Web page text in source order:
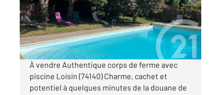
Maison à vendre
549 000 €
Visiter le site dédié
À vendre Authentique corps de ferme avec
piscine Loisin (74140) Charme, cachet et
potentiel à quelques minutes de la douane de